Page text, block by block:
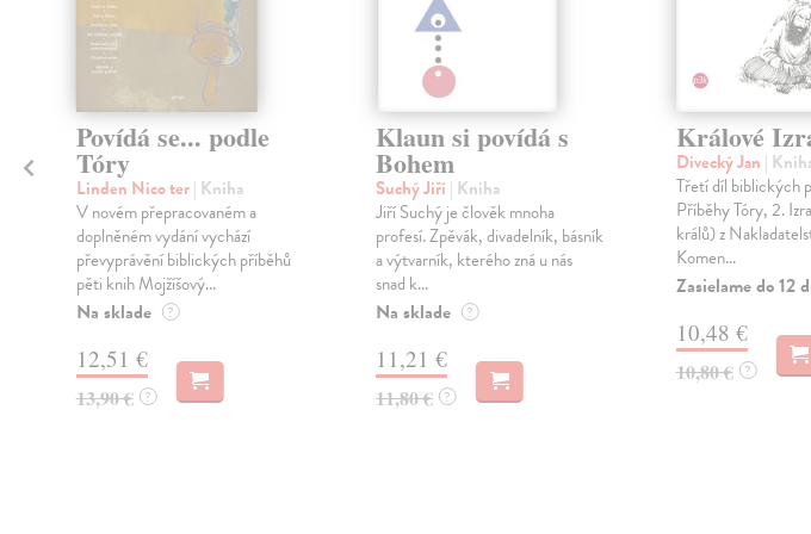
Povídá se... podle
Tóry
Linden Nico ter| Kniha
V novém přepracovaném a
doplněném vydání vychází
převyprávění biblických příběhů
pěti knih Mojžíšový...
Na sklade ?
12,51 €
13,90 € ?
Klaun si povídá s
Bohem
Suchý Jiří | Kniha
Jiří Suchý je člověk mnoha
profesí. Zpěvák, divadelník, básník
a výtvarník, kterého zná u nás
snad k...
Na sklade ?
11,21 €
11,80 € ?
Králové
Divecký Jan |
Třetí díl biblických
Příběhy Tóry, 2.
králů) z
Komen...
Zasielame do 12
10,48 €
10,80 € ?